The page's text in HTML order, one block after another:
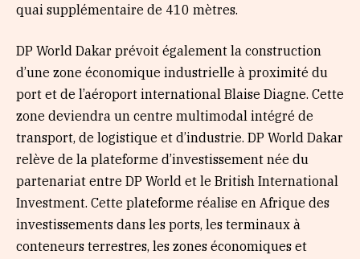
quai supplémentaire de 410 mètres.
DP World Dakar prévoit également la construction
d’une zone économique industrielle à proximité du
port et de l’aéroport international Blaise Diagne. Cette
zone deviendra un centre multimodal intégré de
transport, de logistique et d’industrie. DP World Dakar
relève de la plateforme d’investissement née du
partenariat entre DP World et le British International
Investment. Cette plateforme réalise en Afrique des
investissements dans les ports, les terminaux à
conteneurs terrestres, les zones économiques et